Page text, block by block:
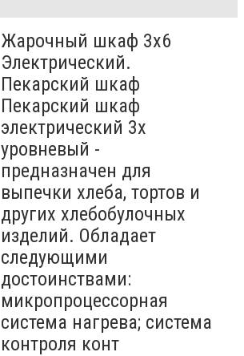
Жарочный шкаф 3х6
Электрический.
Пекарский шкаф
Пекарский шкаф
электрический 3х
уровневый -
предназначен для
выпечки хлеба, тортов и
других хлебобулочных
изделий. Обладает
следующими
достоинствами:
микропроцессорная
система нагрева; система
контроля конт